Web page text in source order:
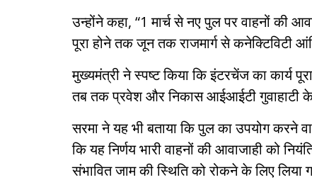
उन्होंने कहा, “1 मार्च से नए पुल पर वाहनों की
पूरा होने तक जून तक राजमार्ग से कनेक्टिविटी
मुख्यमंत्री ने स्पष्ट किया कि इंटरचेंज का कार्य
तब तक प्रवेश और निकास आईआईटी गुवाहाटी
सरमा ने यह भी बताया कि पुल का उपयोग करने
कि यह निर्णय भारी वाहनों की आवाजाही को
संभावित जाम की स्थिति को रोकने के लिए लिया